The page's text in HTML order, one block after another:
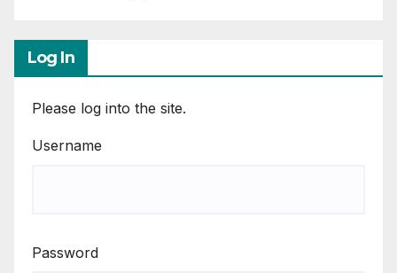
Log In
Please log into the site.
Username
Password